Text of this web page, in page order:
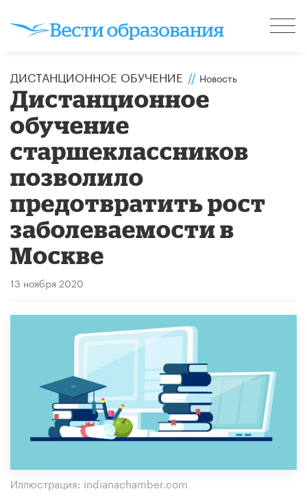
ДИСТАНЦИОННОЕ ОБУЧЕНИЕ // Новость
Дистанционное
обучение
старшеклассников
позволило
предотвратить рост
заболеваемости в
Москве
13 ноября 2020
Иллюстрация: indianachamber.com